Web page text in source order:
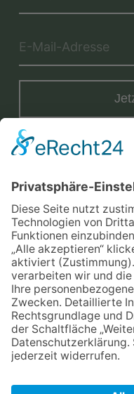
Mit der Eintragung in dem
Datenschutzerklärungvon